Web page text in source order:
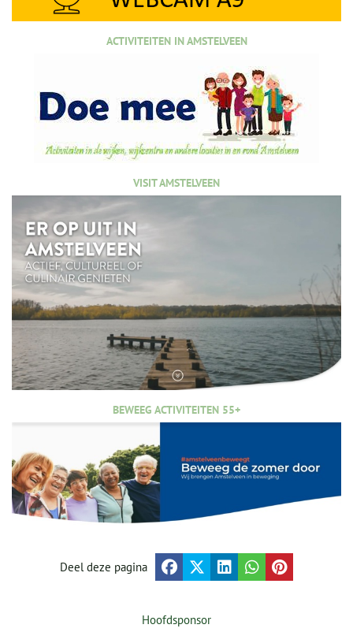
ACTIVITEITEN IN AMSTELVEEN
VISIT AMSTELVEEN
BEWEEG ACTIVITEITEN 55+
Deel deze pagina
Hoofdsponsor